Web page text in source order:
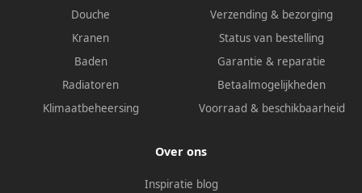
Douche
Kranen
Baden
Radiatoren
Klimaatbeheersing
Verzending & bezorging
Status van bestelling
Garantie & reparatie
Betaalmogelijkheden
Voorraad & beschikbaarheid
Over ons
Inspiratie blog